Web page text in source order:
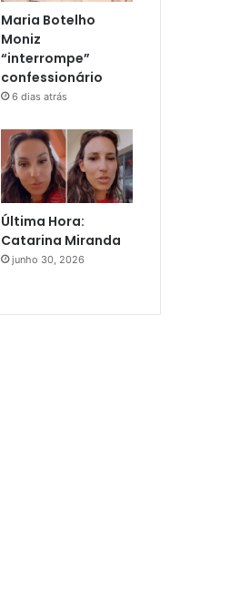
Maria Botelho
Moniz
“interrompe”
confessionário
6 dias atrás
Última Hora:
Catarina Miranda
junho 30, 2026